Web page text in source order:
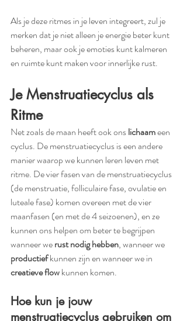
Als je deze ritmes in je leven integreert, zul je
merken dat je niet alleen je energie beter kunt
beheren, maar ook je emoties kunt kalmeren
en ruimte kunt maken voor innerlijke rust.
Je Menstruatiecyclus als
Ritme
Net zoals de maan heeft ook ons lichaam een
cyclus. De menstruatiecyclus is een andere
manier waarop we kunnen leren leven met
ritme. De vier fasen van de menstruatiecyclus
(de menstruatie, folliculaire fase, ovulatie en
luteale fase) komen overeen met de vier
maanfasen (en met de 4 seizoenen), en ze
kunnen ons helpen om beter te begrijpen
wanneer we rust nodig hebben, wanneer we
productief kunnen zijn en wanneer we in
creatieve flow kunnen komen.
Hoe kun je jouw
menstruatiecyclus gebruiken om